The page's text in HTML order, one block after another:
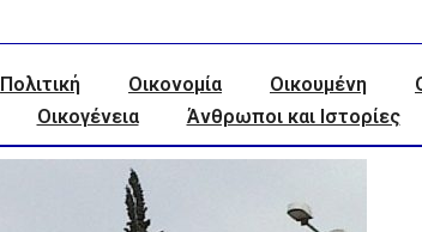
Πολιτική Οικονομία Οικουμένη
Οικογένεια
Άνθρωποι και Ιστορίες